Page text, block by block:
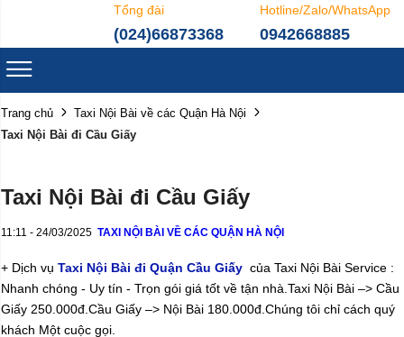
Tổng đài
(024)66873368
Hotline/Zalo/WhatsApp
0942668885
Trang chủ
Taxi Nội Bài về các Quận Hà Nội
Taxi Nội Bài đi Cầu Giấy
Taxi Nội Bài đi Cầu Giấy
11:11 - 24/03/2025 TAXI NỘI BÀI VỀ CÁC QUẬN HÀ NỘI
+ Dịch vụ Taxi Nội Bài đi Quận Cầu Giấy của Taxi Nội Bài Service :
Nhanh chóng - Uy tín - Trọn gói giá tốt về tận nhà.Taxi Nội Bài –> Cầu
Giấy 250.000đ.Cầu Giấy –> Nội Bài 180.000đ.Chúng tôi chỉ cách quý
khách Một cuộc gọi.